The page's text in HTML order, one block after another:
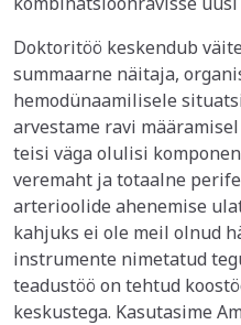
Doktoritöö keskendub
summaarne näitaja,
hemodünaamilisele
arvestame ravi
teisi väga olulisi
veremaht ja totaalne
arterioolide ahenemise
kahjuks ei ole meil olnud
instrumente nimetatud
teadustöö on tehtud
keskustega. Kasutasime